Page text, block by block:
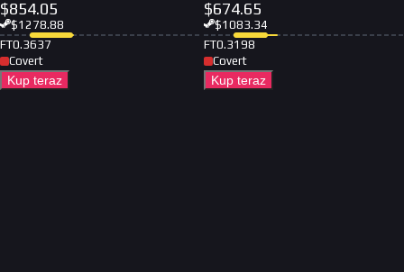
$854.05
$1278.88
FT0.3637
Covert
Kup teraz
$674.65
$1083.34
FT0.3198
Covert
Kup teraz